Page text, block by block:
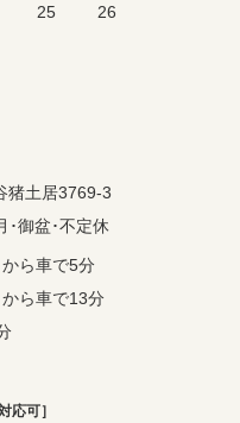
猪土居3769-3
･御盆･不定休
ら車で5分
ら車で13分
応可］
25
26